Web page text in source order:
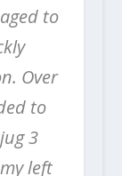
to
Over
to
3
left